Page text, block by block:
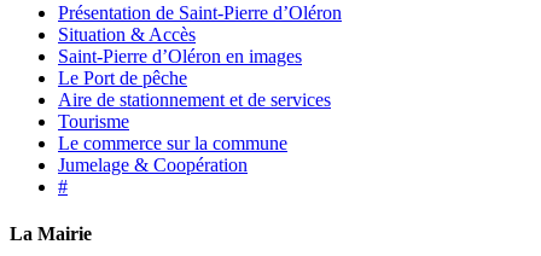
Présentation de Saint-Pierre d’Oléron
Situation & Accès
Saint-Pierre d’Oléron en images
Le Port de pêche
Aire de stationnement et de services
Tourisme
Le commerce sur la commune
Jumelage & Coopération
#
La Mairie